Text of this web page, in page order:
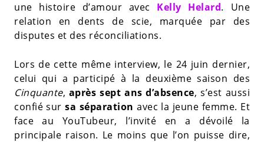
une histoire d’amour avec Kelly Helard. Une
relation en dents de scie, marquée par des
disputes et des réconciliations.
Lors de cette même interview, le 24 juin dernier,
celui qui a participé à la deuxième saison des
Cinquante, après sept ans d’absence, s’est aussi
confié sur sa séparation avec la jeune femme. Et
face au YouTubeur, l’invité en a dévoilé la
principale raison. Le moins que l’on puisse dire,